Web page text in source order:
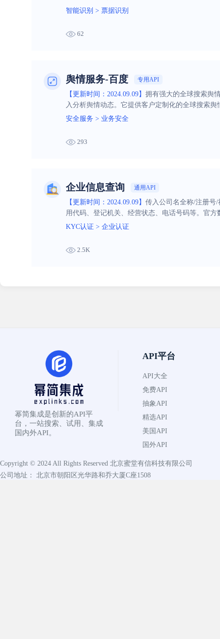
智能识别 > 票据识别
62
舆情服务-百度 专用API
【更新时间：2024.09.09】 拥有强大的全球搜索舆
入分析舆情动态。它提供客户定制化的全球搜索
安全服务 > 业务安全
293
企业信息查询 通用API
【更新时间：2024.09.09】 传入公司名全称/注册号
用代码、登记机关、经营状态、电话号码等。官
KYC认证 > 企业认证
2.5K
幂简集成是创新的API平
台，一站搜索、试用、集成
国内外API。
API平台
API大全
免费API
抽象API
精选API
美国API
国外API
Copyright © 2024 All Rights Reserved 北京蜜堂有信科技有限公司
公司地址： 北京市朝阳区光华路和乔大厦C座1508